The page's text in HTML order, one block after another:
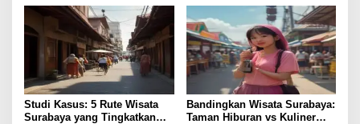
Studi Kasus: 5 Rute Wisata
Surabaya yang Tingkatkan
Bandingkan Wisata Surabaya:
Taman Hiburan vs Kuliner